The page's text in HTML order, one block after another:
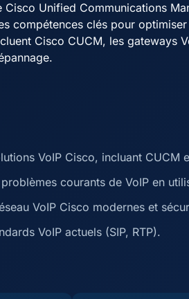
Unified Communications
compétences clés pour
Cisco CUCM, les gateways
VoIP Cisco, incluant CUCM
courants de VoIP en
VoIP Cisco modernes et
VoIP actuels (SIP, RTP).